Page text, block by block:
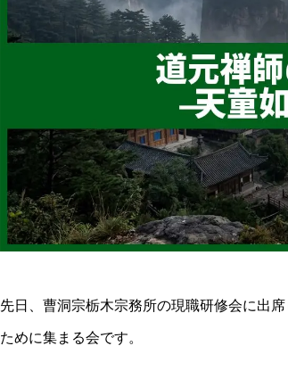
先日、曹洞宗栃木宗務所の現職研修会に出
ために集まる会です。